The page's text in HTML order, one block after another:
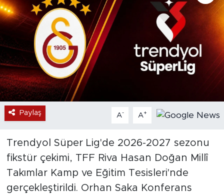
Paylaş A- A+
Trendyol Süper Lig'de 2026-2027 sezonu
fikstür çekimi, TFF Riva Hasan Doğan Millî
Takımlar Kamp ve Eğitim Tesisleri'nde
gerçekleştirildi. Orhan Saka Konferans